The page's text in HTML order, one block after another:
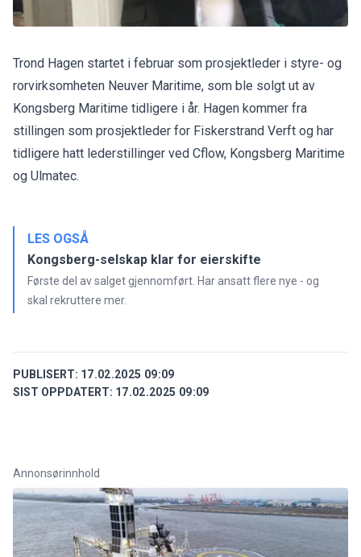
Trond Hagen startet i februar som prosjektleder i styre- og
rorvirksomheten Neuver Maritime, som ble solgt ut av
Kongsberg Maritime tidligere i år. Hagen kommer fra
stillingen som prosjektleder for Fiskerstrand Verft og har
tidligere hatt lederstillinger ved Cflow, Kongsberg Maritime
og Ulmatec.
LES OGSÅ
Kongsberg-selskap klar for eierskifte
Første del av salget gjennomført. Har ansatt flere nye - og
skal rekruttere mer.
PUBLISERT: 17.02.2025 09:09
SIST OPPDATERT: 17.02.2025 09:09
Annonsørinnhold